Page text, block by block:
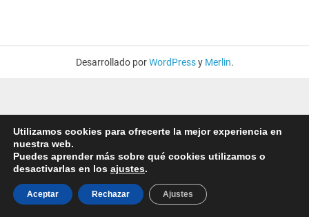
Desarrollado porWordPressy Merlin.
Utilizamos cookies para ofrecerte la mejor experiencia en
nuestra web.
Puedes aprender más sobre qué cookies utilizamos o
desactivarlas en los ajustes.
Aceptar Rechazar Ajustes